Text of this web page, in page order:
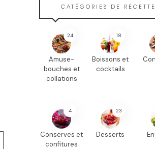
CATÉGORIES DE
24
Amuse-
bouches et
collations
18
Boissons et
cocktails
4
Conserves et
confitures
23
Desserts